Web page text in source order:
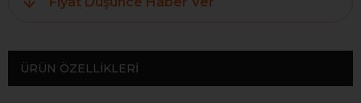
ÜRÜN ÖZELLIKLERI